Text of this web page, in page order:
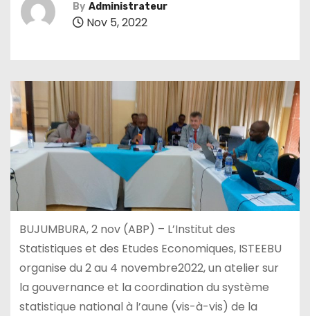
By Administrateur
Nov 5, 2022
BUJUMBURA, 2 nov (ABP) – L’Institut des
Statistiques et des Etudes Economiques, ISTEEBU
organise du 2 au 4 novembre2022, un atelier sur
la gouvernance et la coordination du système
statistique national à l’aune (vis-à-vis) de la